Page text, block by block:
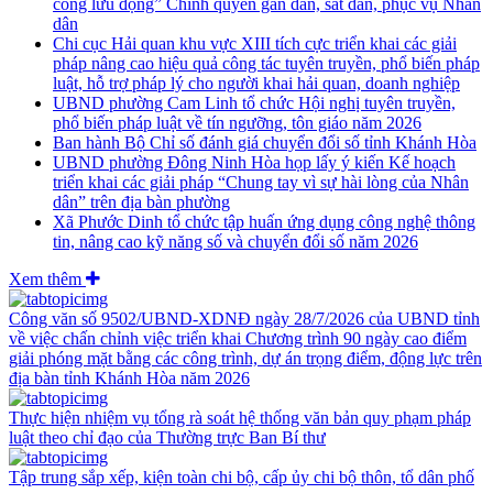
công lưu động” Chính quyền gần dân, sát dân, phục vụ Nhân
dân
Chi cục Hải quan khu vực XIII tích cực triển khai các giải
pháp nâng cao hiệu quả công tác tuyên truyền, phổ biến pháp
luật, hỗ trợ pháp lý cho người khai hải quan, doanh nghiệp
UBND phường Cam Linh tổ chức Hội nghị tuyên truyền,
phổ biến pháp luật về tín ngưỡng, tôn giáo năm 2026
Ban hành Bộ Chỉ số đánh giá chuyển đổi số tỉnh Khánh Hòa
UBND phường Đông Ninh Hòa họp lấy ý kiến Kế hoạch
triển khai các giải pháp “Chung tay vì sự hài lòng của Nhân
dân” trên địa bàn phường
Xã Phước Dinh tổ chức tập huấn ứng dụng công nghệ thông
tin, nâng cao kỹ năng số và chuyển đổi số năm 2026
Xem thêm
Công văn số 9502/UBND-XDNĐ ngày 28/7/2026 của UBND tỉnh
về việc chấn chỉnh việc triển khai Chương trình 90 ngày cao điểm
giải phóng mặt bằng các công trình, dự án trọng điểm, động lực trên
địa bàn tỉnh Khánh Hòa năm 2026
Thực hiện nhiệm vụ tổng rà soát hệ thống văn bản quy phạm pháp
luật theo chỉ đạo của Thường trực Ban Bí thư
Tập trung sắp xếp, kiện toàn chi bộ, cấp ủy chi bộ thôn, tổ dân phố